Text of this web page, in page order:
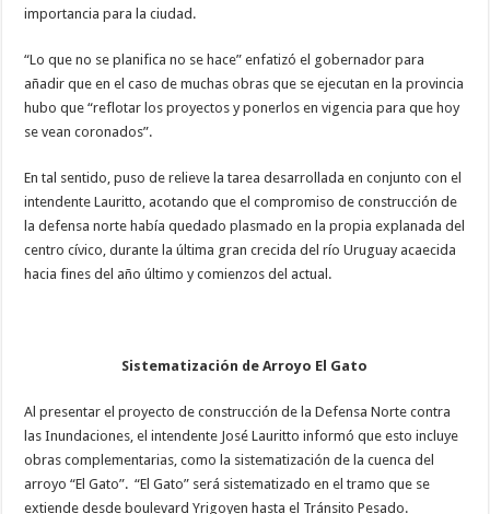
importancia para la ciudad.
“Lo que no se planifica no se hace” enfatizó el gobernador para
añadir que en el caso de muchas obras que se ejecutan en la provincia
hubo que “reflotar los proyectos y ponerlos en vigencia para que hoy
se vean coronados”.
En tal sentido, puso de relieve la tarea desarrollada en conjunto con el
intendente Lauritto, acotando que el compromiso de construcción de
la defensa norte había quedado plasmado en la propia explanada del
centro cívico, durante la última gran crecida del río Uruguay acaecida
hacia fines del año último y comienzos del actual.
Sistematización de Arroyo El Gato
Al presentar el proyecto de construcción de la Defensa Norte contra
las Inundaciones, el intendente José Lauritto informó que esto incluye
obras complementarias, como la sistematización de la cuenca del
arroyo “El Gato”. “El Gato” será sistematizado en el tramo que se
extiende desde boulevard Yrigoyen hasta el Tránsito Pesado.